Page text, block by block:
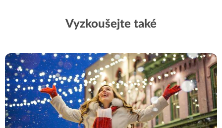
Vyzkoušejte také